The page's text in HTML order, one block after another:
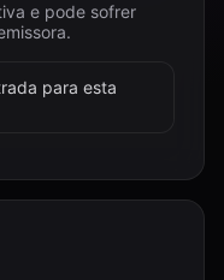
e pode sofrer
para esta